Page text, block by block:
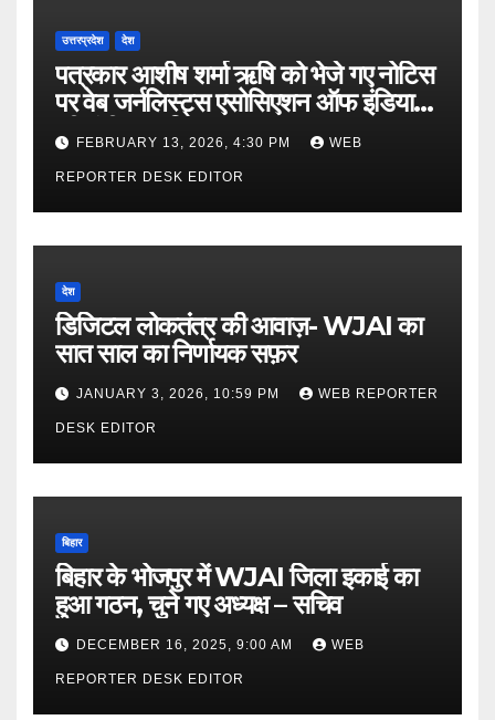
उत्तरप्रदेश देश
पत्रकार आशीष शर्मा ऋषि को भेजे गए नोटिस
पर वेब जर्नलिस्ट्स एसोसिएशन ऑफ इंडिया
की गंभीर आपत्ति
FEBRUARY 13, 2026, 4:30 PM WEB
REPORTER DESK EDITOR
देश
डिजिटल लोकतंत्र की आवाज़- WJAI का
सात साल का निर्णायक सफ़र
JANUARY 3, 2026, 10:59 PM WEB REPORTER
DESK EDITOR
बिहार
बिहार के भोजपुर में WJAI जिला इकाई का
हुआ गठन, चुने गए अध्यक्ष – सचिव
DECEMBER 16, 2025, 9:00 AM WEB
REPORTER DESK EDITOR